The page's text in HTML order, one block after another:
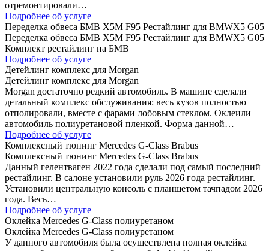
отремонтировали…
Подробнее об услуге
Переделка обвеса БМВ Х5М F95 Рестайлинг для BMWX5 G05
Переделка обвеса БМВ Х5М F95 Рестайлинг для BMWX5 G05
Комплект рестайлинг на БМВ
Подробнее об услуге
Детейлинг комплекс для Morgan
Детейлинг комплекс для Morgan
Morgan достаточно редкий автомобиль. В машине сделали
детальный комплекс обслуживания: весь кузов полностью
отполировали, вместе с фарами лобовым стеклом. Оклеили
автомобиль полиуретановой пленкой. Форма данной…
Подробнее об услуге
Комплексный тюнинг Mercedes G-Class Brabus
Комплексный тюнинг Mercedes G-Class Brabus
Данный гелентваген 2022 года сделали под самый последний
рестайлинг. В салоне установили руль 2026 года рестайлинг.
Установили центральную консоль с планшетом тачпадом 2026
года. Весь…
Подробнее об услуге
Оклейка Mercedes G-Class полиуретаном
Оклейка Mercedes G-Class полиуретаном
У данного автомобиля была осуществлена полная оклейка